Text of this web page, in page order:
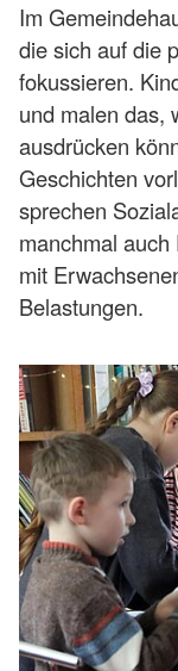
Im
die sich auf die
fokussieren.
und malen das,
ausdrücken
Geschichten
sprechen
manchmal
mit
Belastungen.